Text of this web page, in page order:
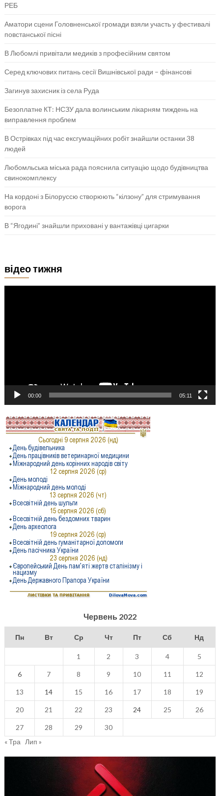
РЕБ
Аматори сцени Головненської громади взяли участь у фестивалі
повстанської пісні
В Любомлі привітали медиків з професійним святом
Серед ключових питань сесії Вишнівської ради – фінансові
Загинув захисник із села Руда
Безоплатне КТ: НСЗУ дала волинським лікарням тиждень на
виправлення проблем
В Острівках під час ексгумаційних робіт знайшли останки 38
людей
Любомльська міська рада пояснила ситуацію щодо будівництва
свинокомплексу
На кордоні з Білоруссю створюють “кілзону” для стримування
ворога
В “Ягодині” знайшли приховані у вантажівці цигарки
відео тижня
00:00 05:11
Червень 2022
Пн Вт Ср Чт Пт Сб Нд
1 2 3 4 5
6 7 8 9 10 11 12
13 14 15 16 17 18 19
20 21 22 23 24 25 26
27 28 29
30
« Тра
Лип »